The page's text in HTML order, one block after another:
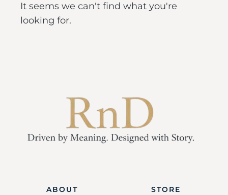
It seems we can't find what you're
looking for.
ABOUT STORE